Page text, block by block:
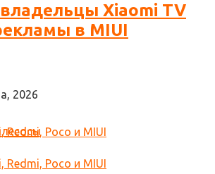
Xiaomi TV
в MIUI
2026